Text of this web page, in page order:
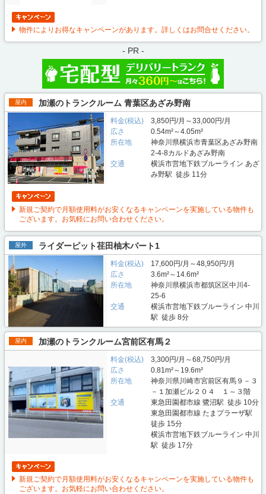
物件によりお得なキャンペーンがあります。詳しくはお問合せください。
- PR -
屋内 加瀬のトランクルーム 青葉区あざみ野南
料金(税込)
3,850円/月～33,000円/月
広さ
0.54m²～4.05m²
所在地
神奈川県横浜市青葉区あざみ野南
2-4-8カルドあざみ野南
交通
横浜市営地下鉄ブルーライン あざ
み野駅 徒歩 11分
新規ご契約で月額使用料がお安くなるキャンペーンを実施している物件も
ございます。お気軽にお問い合わせください。
屋外 ライダーピット荏田柚木パート1
料金(税込)
17,600円/月～48,950円/月
広さ
3.6m²～14.6m²
所在地
神奈川県横浜市都筑区区中川4-
25-6
交通
横浜市営地下鉄ブルーライン 中川
駅 徒歩 8分
屋内 加瀬のトランクルーム宮前区有馬２
料金(税込)
3,300円/月～68,750円/月
広さ
0.81m²～19.6m²
所在地
神奈川県川崎市宮前区有馬９－３
－１加瀬ビル２０４ １～３階
交通
東急田園都市線 鷺沼駅 徒歩 10分
東急田園都市線 たまプラーザ駅
徒歩 15分
横浜市営地下鉄ブルーライン 中川
駅 徒歩 17分
新規ご契約で月額使用料がお安くなるキャンペーンを実施している物件も
ございます。お気軽にお問い合わせください。